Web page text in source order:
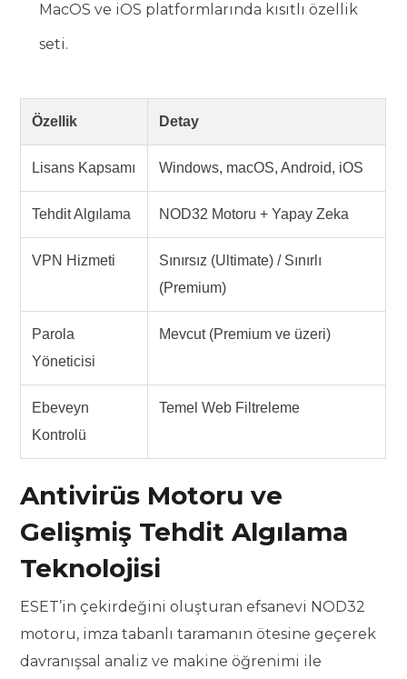
MacOS ve iOS platformlarında kısıtlı özellik
seti.
Özellik Detay
Lisans Kapsamı Windows, macOS, Android, iOS
Tehdit Algılama NOD32 Motoru + Yapay Zeka
VPN Hizmeti
Sınırsız (Ultimate) / Sınırlı
(Premium)
Parola
Yöneticisi
Mevcut (Premium ve üzeri)
Ebeveyn
Kontrolü
Temel Web Filtreleme
Antivirüs Motoru ve
Gelişmiş Tehdit Algılama
Teknolojisi
ESET’in çekirdeğini oluşturan efsanevi NOD32
motoru, imza tabanlı taramanın ötesine geçerek
davranışsal analiz ve makine öğrenimi ile